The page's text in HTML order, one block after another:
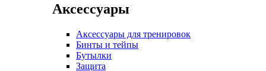
Аксессуары
Аксессуары для тренировок
Бинты и тейпы
Бутылки
Защита